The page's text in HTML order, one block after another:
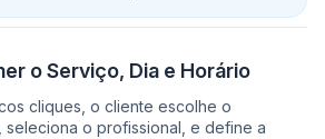
o Serviço, Dia e Horário
cliques, o cliente escolhe o
seleciona o profissional, e define a